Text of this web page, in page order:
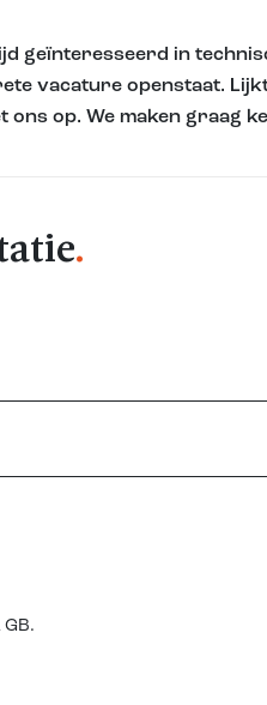
geïnteresseerd in
vacature openstaat.
op. We maken graag